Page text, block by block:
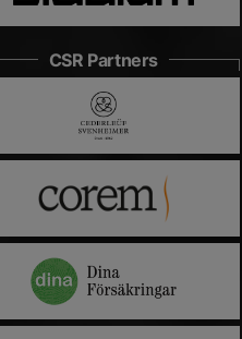
CSR Partners